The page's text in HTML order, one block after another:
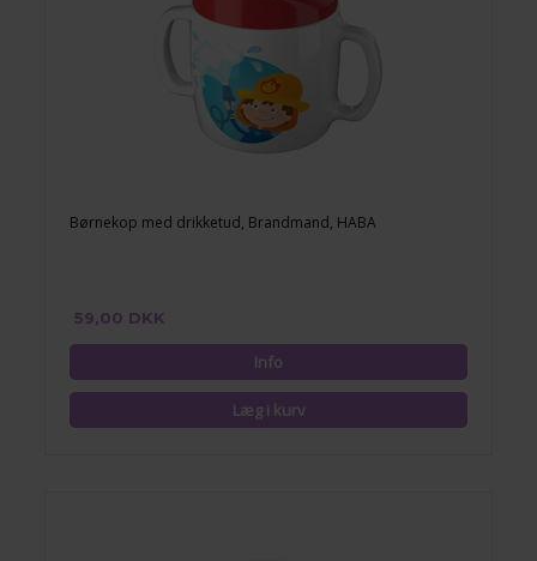
Børnekop med drikketud, Brandmand, HABA
59,00 DKK